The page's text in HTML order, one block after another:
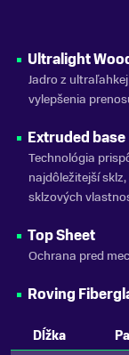
FARBA
Biela, Modrá,
ZNAČKA
Ultralight
Jadro z
vylepšenia
Extruded base
Technológia
najdôležitejší
sklzových
Top Sheet
Ochrana pred
Roving
Dĺžka